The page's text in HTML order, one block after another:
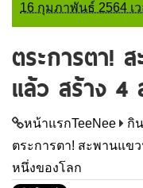
16 กุมภาพันธ์ 2564 เ
ตระการตา!
แล้ว สร้าง 4
หน้าแรกTeeNee กิ
ตระการตา! สะพานแข
หนึ่งของโลก